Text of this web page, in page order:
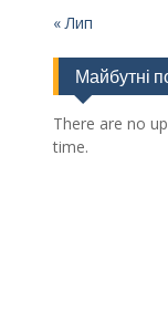
« Лип
Майбутні
There are no
time.